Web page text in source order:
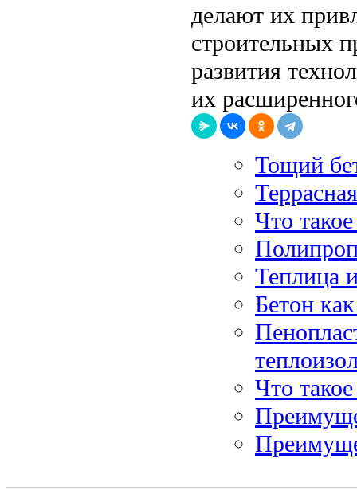
делают их
строительных
развития
их
Тощий
Что
Теплица
Бетон
Что